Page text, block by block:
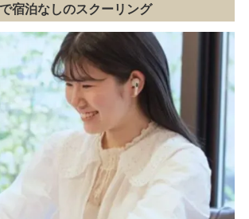
宿泊なしのスクーリング